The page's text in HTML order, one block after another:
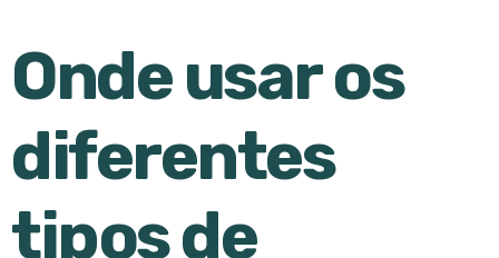
Onde usar os
diferentes
tipos de